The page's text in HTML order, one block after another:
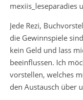
mexiis_leseparadies
Jede Rezi,
die Gewinnspiele
kein Geld und lass
beeinflussen. Ich
vorstellen, welches
den Austausch über